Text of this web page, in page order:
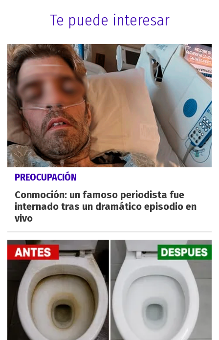
Te puede interesar
PREOCUPACIÓN
Conmoción: un famoso periodista fue
internado tras un dramático episodio en
vivo